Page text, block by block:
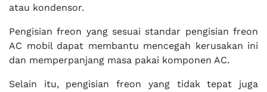
atau kondensor.
Pengisian freon yang sesuai standar pengisian freon
AC mobil dapat membantu mencegah kerusakan ini
dan memperpanjang masa pakai komponen AC.
Selain itu, pengisian freon yang tidak tepat juga